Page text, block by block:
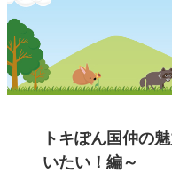
トキぽん国仲の
いたい！編～